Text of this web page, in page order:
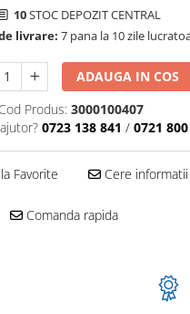
10STOC DEPOZIT CENTRAL
livrare: 7 pana la 10 zile
ADAUGA IN COS
Cod Produs: 3000100407
0723 138 841 / 0721
Favorite Cere informatii
Comanda rapida